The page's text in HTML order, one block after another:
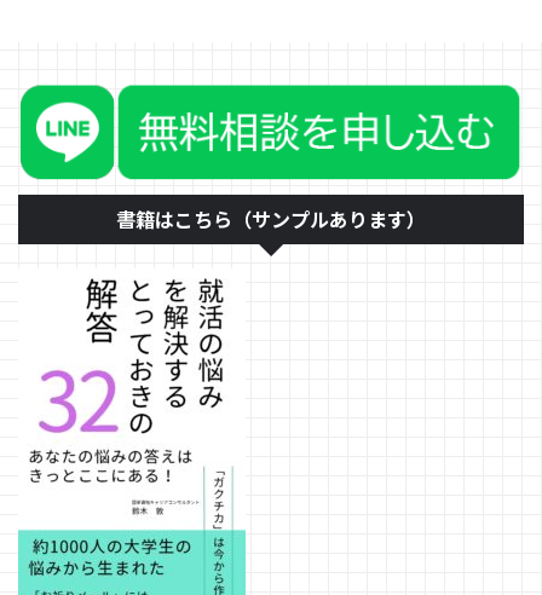
がイラストを描いたりしているよ
うに膨大なデータからパターンを
みつけていくことです。 今のＡ
Ｉにはできないこと、それはその
書籍はこちら（サンプルあります）